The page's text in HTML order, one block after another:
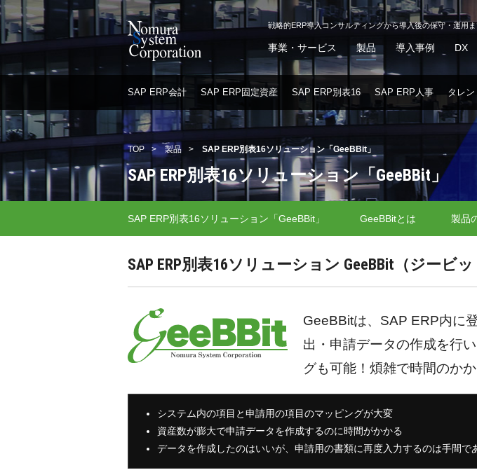
戦略的ERP導入コンサルティングから導入後の保守・運用
事業・サービス 製品 導入事例 DX
SAP ERP会計 SAP ERP固定資産 SAP ERP別表16 SAP ERP人事 タレン
TOP > 製品 > SAP ERP別表16ソリューション「GeeBBit」
SAP ERP別表16ソリューション「GeeBBit」
SAP ERP別表16ソリューション「GeeBBit」 GeeBBitとは 製品
SAP ERP別表16ソリューション GeeBBit（ジービ
GeeBBitは、SAP ERP内に
出・申請データの作成を行
グも可能！煩雑で時間のか
システム内の項目と申請用の項目のマッピングが大変
資産数が膨大で申請データを作成するのに時間がかかる
データを作成したのはいいが、申請用の書類に再度入力するのは手間で